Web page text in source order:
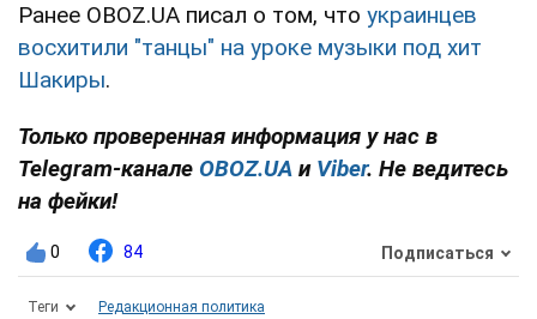
Ранее OBOZ.UA писал о том, что украинцев
восхитили "танцы" на уроке музыки под хит
Шакиры.
Только проверенная информация у нас в
Telegram-канале OBOZ.UA и Viber. Не ведитесь
на фейки!
0 84 Подписаться
Теги Редакционная политика